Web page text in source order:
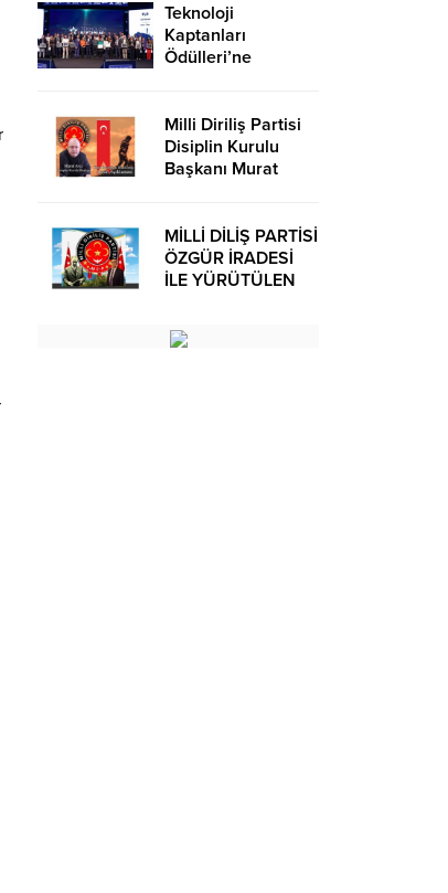
UZAK TUTUMUŞ
OLACAKTIR
Teknoloji
Kaptanları
Ödülleri’ne
Milli Diriliş Partisi
Disiplin Kurulu
Başkanı Murat
Basın Açıklaması
MİLLİ DİLİŞ PARTİSİ
ÖZGÜR İRADESİ
İLE YÜRÜTÜLEN
OLUŞUMUDUR